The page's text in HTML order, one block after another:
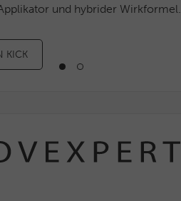
und hybrider Wirkformel.
KICK